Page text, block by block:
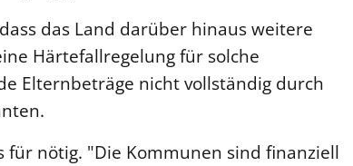
das Land darüber hinaus weitere
Härtefallregelung für solche
Elternbeträge nicht vollständig durch
für nötig. "Die Kommunen sind finanziell